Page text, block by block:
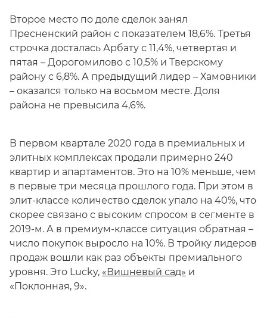
Второе место по доле сделок занял
Пресненский район с показателем 18,6%. Третья
строчка досталась Арбату с 11,4%, четвертая и
пятая – Дорогомилово с 10,5% и Тверскому
району с 6,8%. А предыдущий лидер – Хамовники
– оказался только на восьмом месте. Доля
района не превысила 4,6%.
В первом квартале 2020 года в премиальных и
элитных комплексах продали примерно 240
квартир и апартаментов. Это на 10% меньше, чем
в первые три месяца прошлого года. При этом в
элит-классе количество сделок упало на 40%, что
скорее связано с высоким спросом в сегменте в
2019-м. А в премиум-классе ситуация обратная –
число покупок выросло на 10%. В тройку лидеров
продаж вошли как раз объекты премиального
уровня. Это Lucky, «Вишневый сад» и
«Поклонная, 9».